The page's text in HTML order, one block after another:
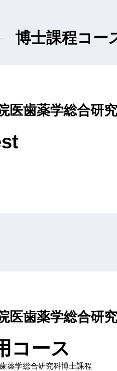
博士課程コー
医歯薬学総合研
医歯薬学総合研
コース
薬学総合研究科博士課程